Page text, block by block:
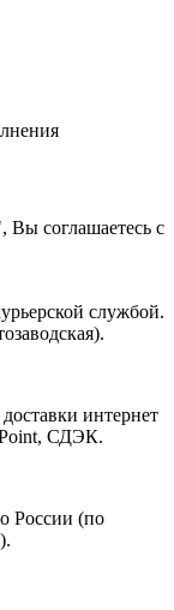
соглашаетесь с
службой.
интернет
СДЭК.
России (по